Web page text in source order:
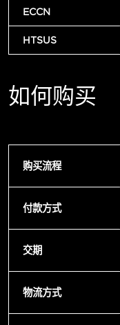
ECCN
HTSUS
如何购买
购买流程
付款方式
交期
物流方式